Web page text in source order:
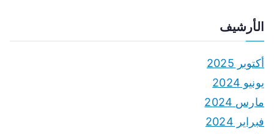
الأرشيف
أكتوبر 2025
يونيو 2024
مارس 2024
فبراير 2024